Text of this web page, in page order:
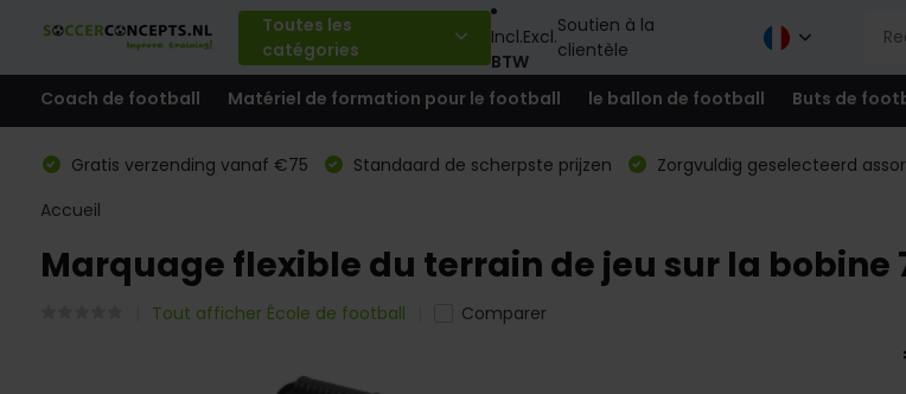
Toutes les
catégories
Incl.Excl.
BTW
Soutien à la
clientèle
Coach de football Matériel de formation pour le football le ballon de football Buts de
Gratis verzending vanaf €75 Standaard de scherpste prijzen
Zorgvuldig geselecteerd
Accueil
Marquage flexible du terrain de jeu sur la bobine
Tout afficher École de football Comparer